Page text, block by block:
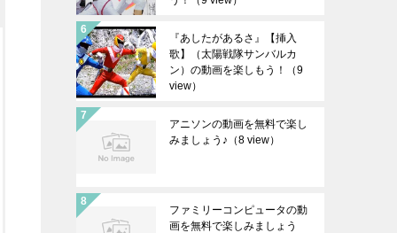
『あしたがあるさ』【挿入
歌】（太陽戦隊サンバルカ
ン）の動画を楽しもう！
（9
view）
アニソンの動画を無料で楽し
みましょう♪ （8 view）
ファミリーコンピュータの動
画を無料で楽しみましょう